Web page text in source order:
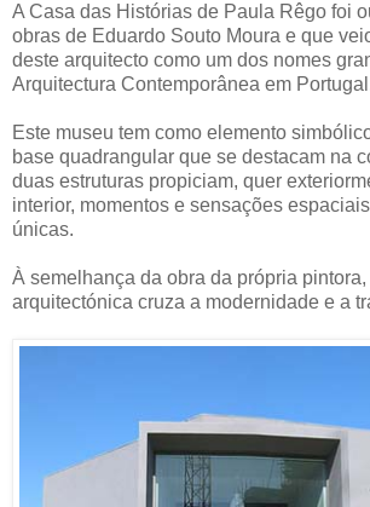
A Casa das Histórias de Paula Rêgo foi
obras de Eduardo Souto Moura e que
deste arquitecto como um dos nomes
Arquitectura Contemporânea em
Este museu tem como elemento
base quadrangular que se destacam na
duas estruturas propiciam, quer
interior, momentos e sensações
únicas.
À semelhança da obra da própria
arquitectónica cruza a modernidade e a